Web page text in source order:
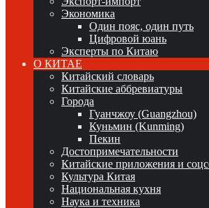
Экономика
Один пояс, один путь
Цифровой юань
Эксперты по Китаю
О КИТАЕ
Китайский словарь
Китайские аббревиатуры
Города
Гуанчжоу (Guangzhou)
Куньмин (Kunming)
Пекин
Достопримечательности
Китайские приложения и
Культура Китая
Национальная кухня
Наука и техника